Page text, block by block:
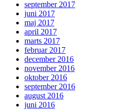
september 2017
juni 2017
maj 2017
april 2017
marts 2017
februar 2017
december 2016
november 2016
oktober 2016
september 2016
august 2016
juni 2016